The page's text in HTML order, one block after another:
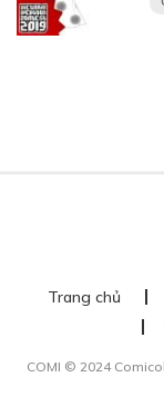
Trang chủ
COMI © 2024